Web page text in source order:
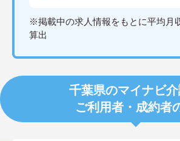
※掲載中の求人情報をもとに平均月
算出
千葉県のマイナビ
ご利用者・成約者